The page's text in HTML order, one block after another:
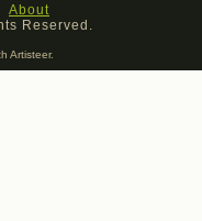
About
Reserved.
Artisteer.